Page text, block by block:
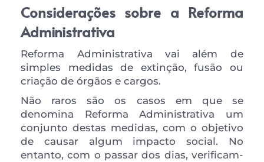
Considerações sobre a Reforma
Administrativa
Reforma Administrativa vai além de
simples medidas de extinção, fusão ou
criação de órgãos e cargos.
Não raros são os casos em que se
denomina Reforma Administrativa um
conjunto destas medidas, com o objetivo
de causar algum impacto social. No
entanto, com o passar dos dias, verificam-